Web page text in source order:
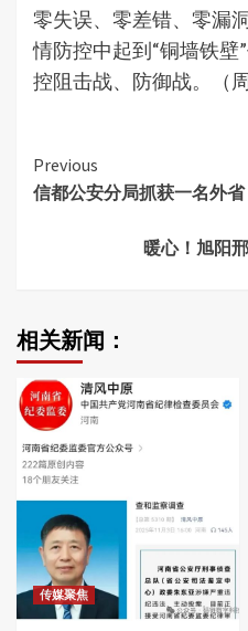
零失误、零差错、零漏
情防控中起到“铜墙铁
控阻击战、防御战。（周
Continue
Reading
Previous
信都公安分局抓获一名外
暖心！旭阳
相关新闻：
传媒聚焦